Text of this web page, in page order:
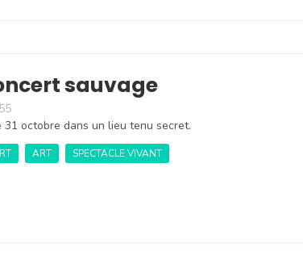
sauvage
31 octobre dans un lieu tenu secret.
ART SPECTACLE VIVANT